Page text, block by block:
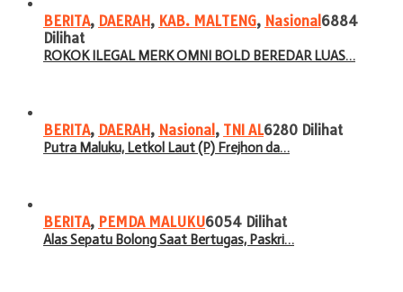
BERITA, DAERAH, KAB. MALTENG, Nasional 6884
Dilihat
ROKOK ILEGAL MERK OMNI BOLD BEREDAR LUAS…
BERITA, DAERAH, Nasional , TNI AL6280 Dilihat
Putra Maluku, Letkol Laut (P) Frejhon da…
BERITA, PEMDA MALUKU6054 Dilihat
Alas Sepatu Bolong Saat Bertugas, Paskri…